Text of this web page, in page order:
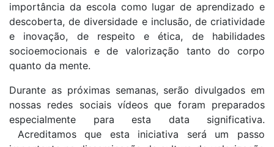
importância da escola como lugar de aprendizado e
descoberta, de diversidade e inclusão, de criatividade
e inovação, de respeito e ética, de habilidades
socioemocionais e de valorização tanto do corpo
quanto da mente.
Durante as próximas semanas, serão divulgados em
nossas redes sociais vídeos que foram preparados
especialmente para esta data significativa.
Acreditamos que esta iniciativa será um passo